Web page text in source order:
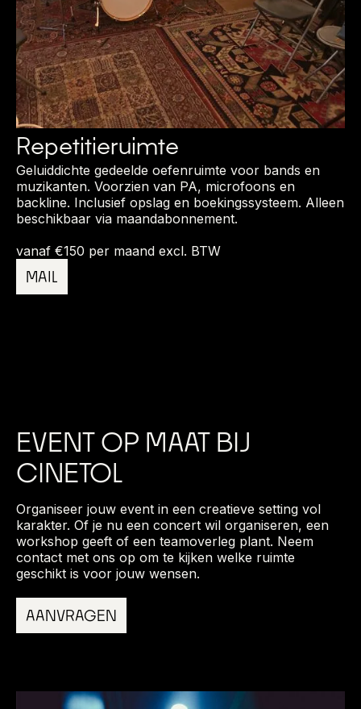
Repetitieruimte
Geluiddichte gedeelde oefenruimte voor bands en
muzikanten. Voorzien van PA, microfoons en
backline. Inclusief opslag en boekingssysteem. Alleen
beschikbaar via maandabonnement.
vanaf €150 per maand excl. BTW
MAIL
EVENT OP MAAT BIJ
CINETOL
Organiseer jouw event in een creatieve setting vol
karakter. Of je nu een concert wil organiseren, een
workshop geeft of een teamoverleg plant. Neem
contact met ons op om te kijken welke ruimte
geschikt is voor jouw wensen.
AANVRAGEN